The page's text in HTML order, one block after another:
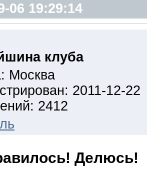
06 19:29:14
клуба
Москва
2011-12-22
2412
Делюсь!